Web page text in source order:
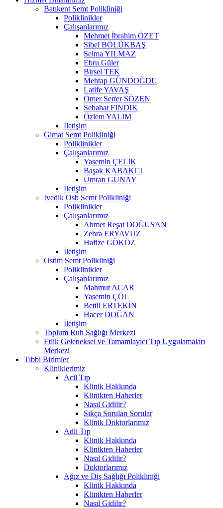
Batıkent Semt Polikliniği
Poliklinikler
Çalışanlarımız
Mehmet İbrahim ÖZET
Sibel BÖLÜKBAŞ
Selma YILMAZ
Ebru Güler
Birsel TEK
Mehtap GÜNDOĞDU
Latife YAVAŞ
Ömer Serter SÖZEN
Sebahat FINDIK
Özlem YALIM
İletişim
Gimat Semt Polikliniği
Poliklinikler
Çalışanlarımız
Yasemin ÇELİK
Başak KABAKCI
Ümran GÜNAY
İletişim
İvedik Osb Semt Polikliniği
Poliklinikler
Çalışanlarımız
Ahmet Reşat DOĞUSAN
Zehra ERYAVUZ
Hafize GÖKÖZ
İletişim
Ostim Semt Polikliniği
Poliklinikler
Çalışanlarımız
Mahmut ACAR
Yasemin ÇÖL
Betül ERTEKİN
Hacer DOĞAN
İletişim
Toplum Ruh Sağlığı Merkezi
Etlik Geleneksel ve Tamamlayıcı Tıp Uygulamaları
Merkezi
Tıbbi Birimler
Kliniklerimiz
Acil Tıp
Klinik Hakkında
Klinikten Haberler
Nasıl Gidilir?
Sıkça Sorulan Sorular
Klinik Doktorlarımız
Adli Tıp
Klinik Hakkında
Klinikten Haberler
Nasıl Gidilir?
Doktorlarımız
Ağız ve Diş Sağlığı Polikliniği
Klinik Hakkında
Klinikten Haberler
Nasıl Gidilir?